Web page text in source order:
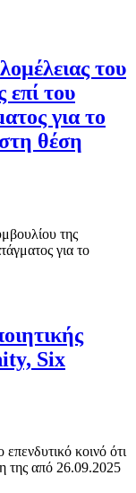
του
επί του
για το
θέση
της
για το
Six
κοινό ότι
της από 26.09.2025